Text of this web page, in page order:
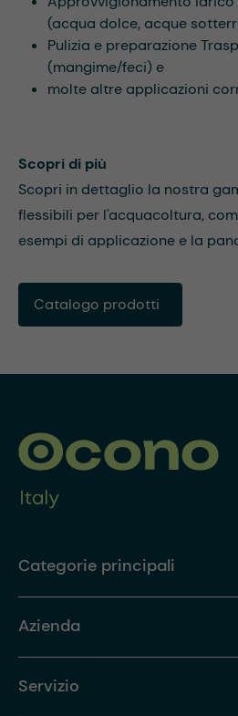
(acqua dolce, acque
Pulizia e preparazione
(mangime/feci) e
molte altre applicazioni
Scopri di più
Scopri in dettaglio la nostra
flessibili per l'acquacoltura,
esempi di applicazione e la
Catalogo prodotti
Categorie principali
Azienda
Servizio